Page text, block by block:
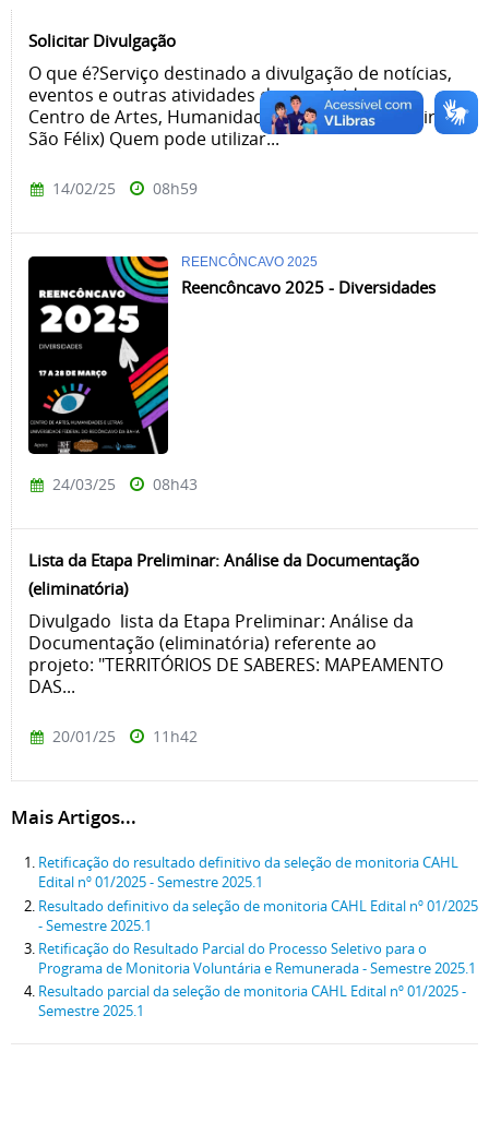
Solicitar Divulgação
O que é?Serviço destinado a divulgação de notícias,
eventos e outras atividades desenvolvidas no
Centro de Artes, Humanidades e Letras (Cachoeira-
São Félix) Quem pode utilizar...
14/02/25 08h59
REENCÔNCAVO 2025
Reencôncavo 2025 - Diversidades
24/03/25 08h43
Lista da Etapa Preliminar: Análise da Documentação
(eliminatória)
Divulgado lista da Etapa Preliminar: Análise da
Documentação (eliminatória) referente ao
projeto: "TERRITÓRIOS DE SABERES: MAPEAMENTO
DAS...
20/01/25 11h42
Mais Artigos...
Retificação do resultado definitivo da seleção de monitoria CAHL
Edital nº 01/2025 - Semestre 2025.1
Resultado definitivo da seleção de monitoria CAHL Edital nº 01/2025
- Semestre 2025.1
Retificação do Resultado Parcial do Processo Seletivo para o
Programa de Monitoria Voluntária e Remunerada - Semestre 2025.1
Resultado parcial da seleção de monitoria CAHL Edital nº 01/2025 -
Semestre 2025.1